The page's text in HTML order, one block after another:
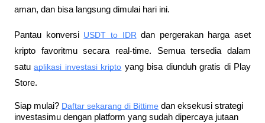
aman, dan bisa langsung dimulai hari ini.
Pantau konversi USDT to IDR dan pergerakan harga aset
kripto favoritmu secara real-time. Semua tersedia dalam
satu aplikasi investasi kripto yang bisa diunduh gratis di Play
Store.
Siap mulai? Daftar sekarang di Bittime dan eksekusi strategi
investasimu dengan platform yang sudah dipercaya jutaan